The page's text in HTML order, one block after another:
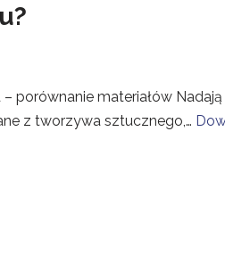
porównanie materiałów Nadają
z tworzywa sztucznego,…